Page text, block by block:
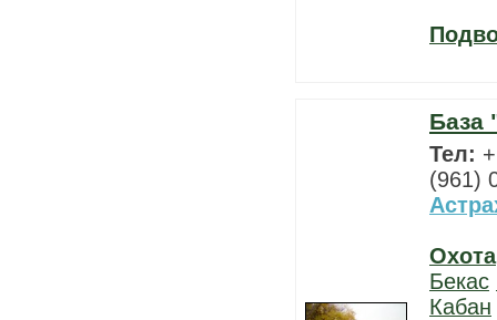
База
Тел:
(961)
Охота
Бекас
Кабан